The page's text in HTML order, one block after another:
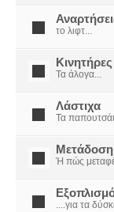
το λιφτ...
Τα άλογα...
Λάστιχα
Τα
Ή πώς
....για τα